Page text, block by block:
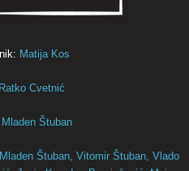
Matija Kos
Ratko Cvetnić
Mladen Štuban
Mladen Štuban, Vitomir Štuban, Vlado